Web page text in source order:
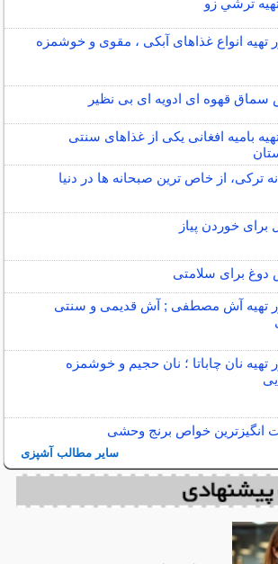
تهیه انواع غذاهای آبکی ، مقوی و خوشمزه
قهوه ای ادویه ای بی نظیر
بامیه افغانی یکی از غذاهای سنتی
ترکی، از خاص ترین صبحانه ها در دنیا
دوغ برای سلامتی
تهیه آش مصطفی ; آش قدیمی و سنتی
تهیه نان چاباتا ؛ نان حجیم و خوشمزه
انگیزترین خواص برنج وحشی
سایر مطالب آشپزی